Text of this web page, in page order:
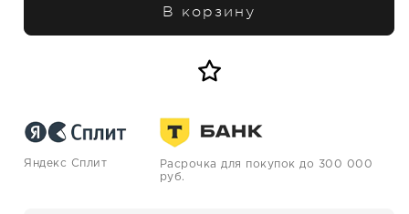
В корзину
Яндекс Сплит
Расрочка для покупок до 300 000
руб.